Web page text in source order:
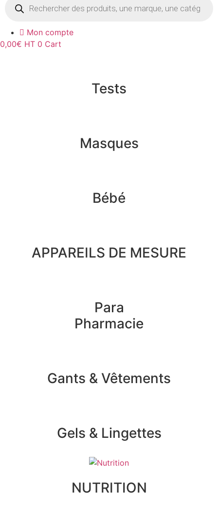
produits
Mon compte
0,00€ HT 0 Cart
Tests
Masques
Bébé
APPAREILS DE MESURE
Para
Pharmacie
Gants & Vêtements
Gels & Lingettes
NUTRITION